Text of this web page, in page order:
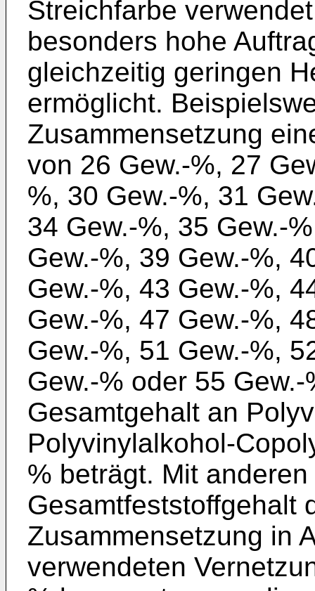
Streichfarbe
besonders hohe
gleichzeitig geringen
ermöglicht.
Zusammensetzung
von 26 Gew.-%, 27
%, 30 Gew.-%, 31
34 Gew.-%, 35 Gew.-
Gew.-%, 39 Gew.-%,
Gew.-%, 43 Gew.-%,
Gew.-%, 47 Gew.-%,
Gew.-%, 51 Gew.-%,
Gew.-% oder 55
Gesamtgehalt an
Polyvinylalkohol-
% beträgt. Mit
Gesamtfeststoffgehalt
Zusammensetzung in
verwendeten